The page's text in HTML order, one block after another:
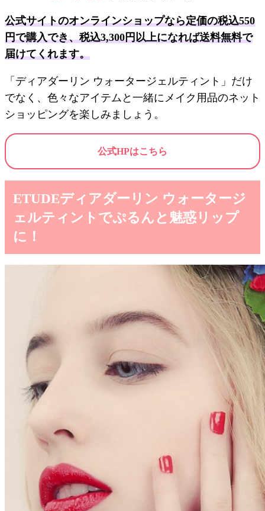
公式サイトのオンラインショップなら定価の税込550
円で購入でき、税込3,300円以上になれば送料無料で
届けてくれます。
「ディアダーリン ウォータージェルティント」だけ
でなく、色々なアイテムと一緒にメイク用品のネット
ショッピングを楽しみましょう。
公式HPはこちら
ETUDEディアダーリン ウォータージ
ェルティントでぷるんと魅惑リップ
に！